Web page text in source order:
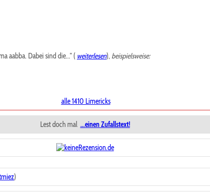
aabba. Dabei sind die..." ( weiterlesen),beispielsweise:
alle 1410 Limericks
Lest doch mal ...einen Zufallstext!
)